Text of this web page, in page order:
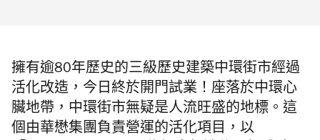
擁有逾80年歷史的三級歷史建築中環街市經過
活化改造，今日終於開門試業！座落於中環心
臟地帶，中環街市無疑是人流旺盛的地標。這
個由華懋集團負責營運的活化項目，以